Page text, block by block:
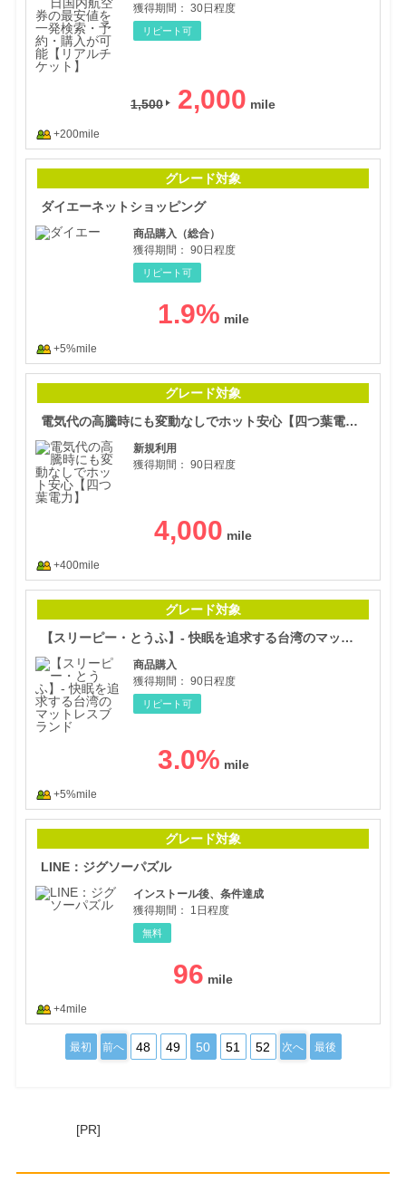
獲得期間： 30日程度
リピート可
1,500 2,000
+200mile
グレード対象
ダイエーネットショッピング
商品購入（総合）
獲得期間： 90日程度
リピート可
1.9%
+5%mile
グレード対象
電気代の高騰時にも変動なしでホット安心【四つ葉電力】
新規利用
獲得期間： 90日程度
4,000
+400mile
グレード対象
【スリーピー・とうふ】- 快眠を追求する台湾のマットレスブランド
商品購入
獲得期間： 90日程度
リピート可
3.0%
+5%mile
グレード対象
LINE：ジグソーパズル
インストール後、条件達成
獲得期間：
1日程度
無料
96
+4mile
最初 前へ 48 49 50 51 52 次へ 最後
[PR]